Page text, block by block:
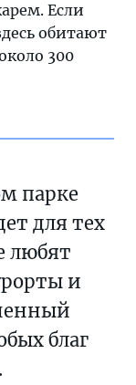
Если
обитают
300
парке
для тех
любят
и
благ